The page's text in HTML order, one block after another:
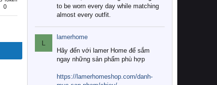
0
to be worn every day while matching
almost every outfit.
L
lamerhome
Hãy đến với lamer Home để sắm
ngay những sản phẩm phù hợp
https://lamerhomeshop.com/danh-